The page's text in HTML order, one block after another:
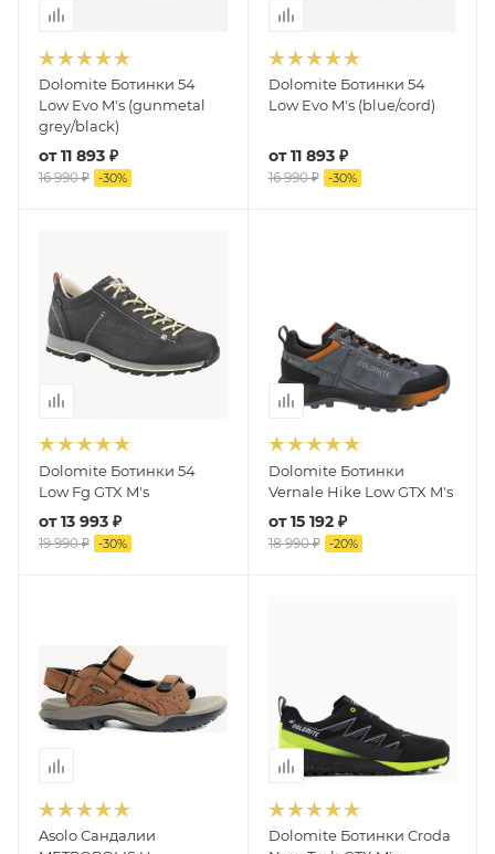
Dolomite Ботинки 54
Low Evo M's (gunmetal
grey/black)
от11 893 ₽
16 990 ₽ -30%
Dolomite Ботинки 54
Low Evo M's (blue/cord)
от11 893 ₽
16 990 ₽ -30%
Dolomite Ботинки 54
Low Fg GTX M's
от13 993 ₽
19 990 ₽ -30%
Dolomite Ботинки
Vernale Hike Low GTX M's
от15 192 ₽
18 990 ₽ -20%
Asolo Сандалии
Dolomite Ботинки Croda